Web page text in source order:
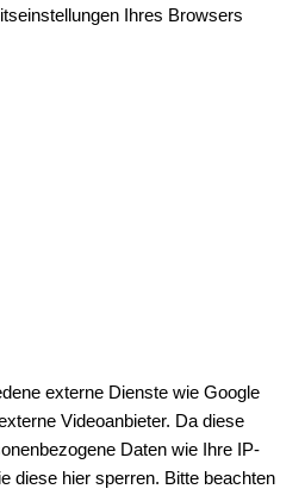
Ihres Browsers
externe Dienste wie Google
Videoanbieter. Da diese
Daten wie Ihre IP-
diese hier sperren. Bitte beachten